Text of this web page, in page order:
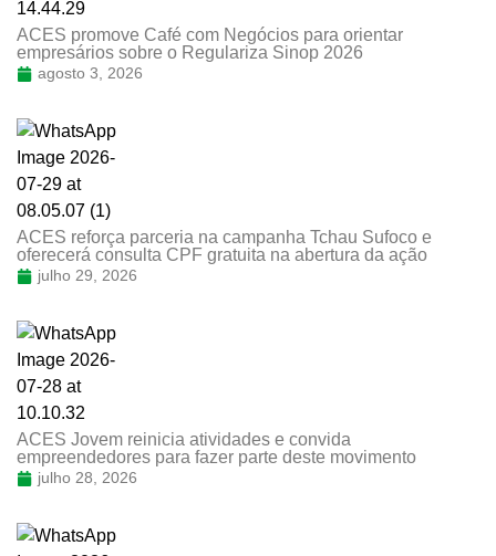
ACES promove Café com Negócios para orientar
empresários sobre o Regulariza Sinop 2026
agosto 3, 2026
ACES reforça parceria na campanha Tchau Sufoco e
oferecerá consulta CPF gratuita na abertura da ação
julho 29, 2026
ACES Jovem reinicia atividades e convida
empreendedores para fazer parte deste movimento
julho 28, 2026